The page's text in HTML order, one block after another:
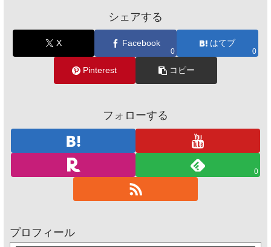
シェアする
X Facebook
0
はてブ
0
Pinterest コピー
フォローする
0
プロフィール